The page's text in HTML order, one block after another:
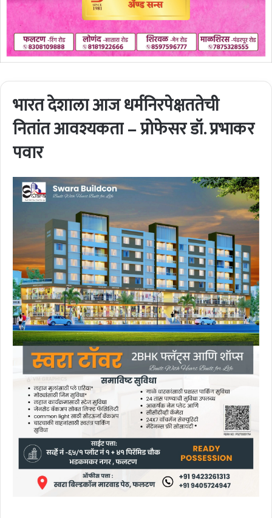
भारत देशाला आज धर्मनिरपेक्षततेची
नितांत आवश्यकता – प्रोफेसर डॉ. प्रभाकर
पवार